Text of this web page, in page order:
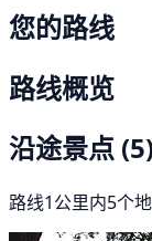
您的路线
路线概览
沿途景点
路线1公里内5个